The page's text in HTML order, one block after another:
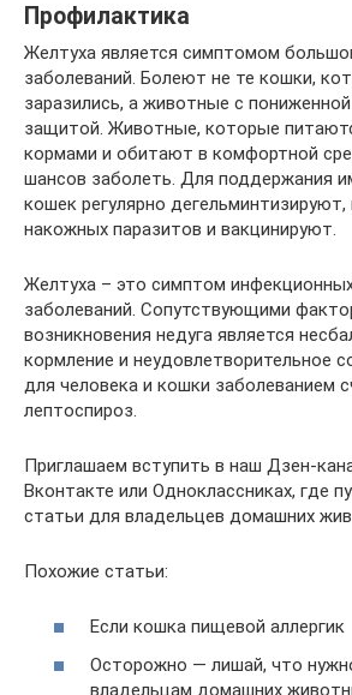
Профилактика
Желтуха является симптомом
заболеваний. Болеют не те кошки,
заразились, а животные с
защитой. Животные, которые
кормами и обитают в комфортной
шансов заболеть. Для поддержания
кошек регулярно
накожных паразитов и вакцинируют.
Желтуха – это симптом
заболеваний. Сопутствующими
возникновения недуга является
кормление и неудовлетворительное
для человека и кошки заболеванием
лептоспироз.
Приглашаем вступить в наш Дзен-
Вконтакте или Одноклассниках, где
статьи для владельцев домашних
Похожие статьи:
Если кошка пищевой аллергик
Осторожно — лишай, что
владельцам домашних